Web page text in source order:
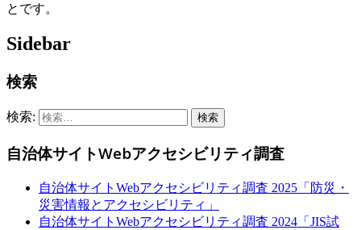
とです。
Sidebar
検索
検索:
自治体サイトWebアクセシビリティ調査
自治体サイトWebアクセシビリティ調査 2025「防災・
災害情報とアクセシビリティ」
自治体サイトWebアクセシビリティ調査 2024「JIS試